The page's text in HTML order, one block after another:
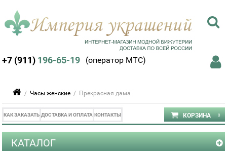
+7 (911) 196-65-19 (оператор МТС)
/Часы женские / Прекрасная дама
КАК ЗАКАЗАТЬ ДОСТАВКА И ОПЛАТА КОНТАКТЫ
КАТАЛОГ